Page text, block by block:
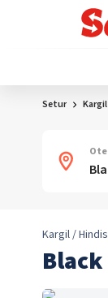
Setur
Kargil /